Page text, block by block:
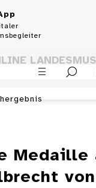
Medaille
von